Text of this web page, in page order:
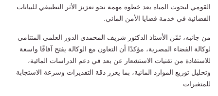
القومي لبحوث المياه يعد خطوة مهمة نحو تعزيز الأثر التطبيقي للبيانات
الفضائية في خدمة قضايا الأمن المائي.
من جانبه، ثمّن الأستاذ الدكتور شريف المحمدي الدور العلمي المتنامي
لوكالة الفضاء المصرية، مؤكدًا أن التعاون مع الوكالة يفتح آفاقًا واسعة
للاستفادة من تقنيات الاستشعار عن بعد في دعم الدراسات المائية،
وتحليل توزيع الموارد المائية، بما يعزز دقة التقديرات وسرعة الاستجابة
للمتغيرات